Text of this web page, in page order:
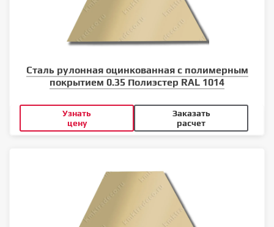
Сталь рулонная оцинкованная с полимерным
покрытием 0.35 Полиэстер RAL 1014
Узнать
цену
Заказать
расчет